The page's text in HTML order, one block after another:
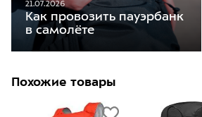
21.07.2026
Как провозить пауэрбанк
в самолёте
Похожие товары